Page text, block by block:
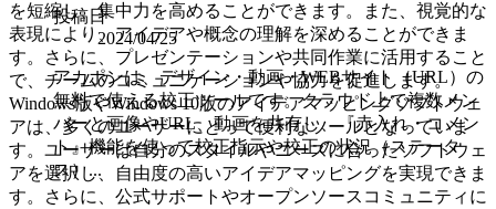
を短縮し、集中力を高めることができます。また、視覚的な
表現により、アイデアや概念の理解を深めることができま
す。さらに、プレゼンテーションや共同作業に活用すること
で、チームのコミュニケーションや協力を促進します。
Windows版やWindows 10版のアイデアマッピングソフトウェ
アは、多くのユーザーにとって便利なツールとなっていま
す。ユーザーは自分のスタイルやニーズに合ったソフトウェ
アを選択し、自由度の高いアイデアマッピングを実現できま
す。さらに、公式サポートやオープンソースコミュニティに
投稿日
2024/04/25
アカポンは、デザイン・動画・WEBサイト（URL）の
無料で使える校正ツールです。クラウド上で複数メン
バーと画像やURL、動画を共有し、『赤入れ・コメン
ト』機能を使って校正指示や校正の状況（ステータ
ス）...